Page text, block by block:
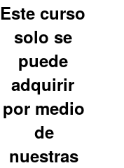
Este curso
solo se
puede
adquirir
por medio
de
nuestras